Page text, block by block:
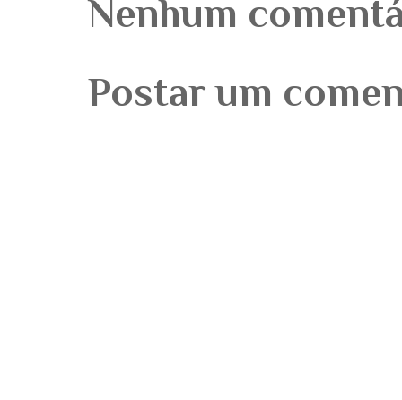
Nenhum
Postar um